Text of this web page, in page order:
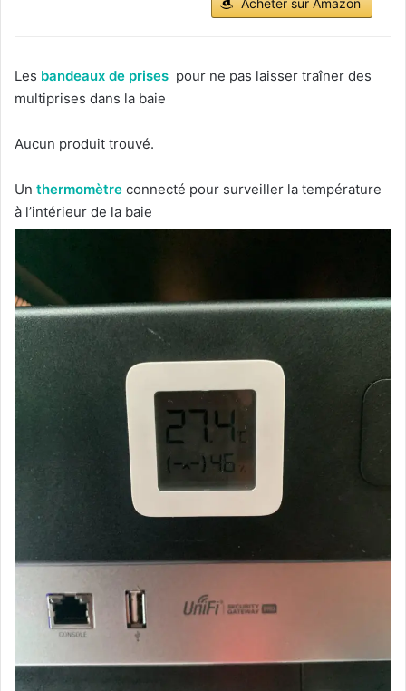
Les bandeaux de prises pour ne pas laisser traîner des
multiprises dans la baie
Aucun produit trouvé.
Un thermomètre connecté pour surveiller la température
à l’intérieur de la baie